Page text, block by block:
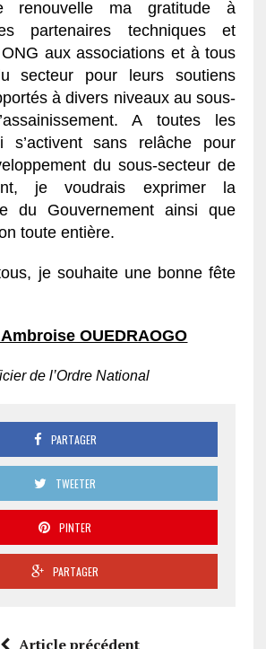
renouvelle ma gratitude à
partenaires techniques et
aux associations et à tous
secteur pour leurs soutiens
à divers niveaux au sous-
A toutes les
s’activent sans relâche pour
du sous-secteur de
je voudrais exprimer la
du Gouvernement ainsi que
toute entière.
je souhaite une bonne fête
OUEDRAOGO
de l’Ordre National
PARTAGER
TWEETER
PINTER
PARTAGER
Article précédent